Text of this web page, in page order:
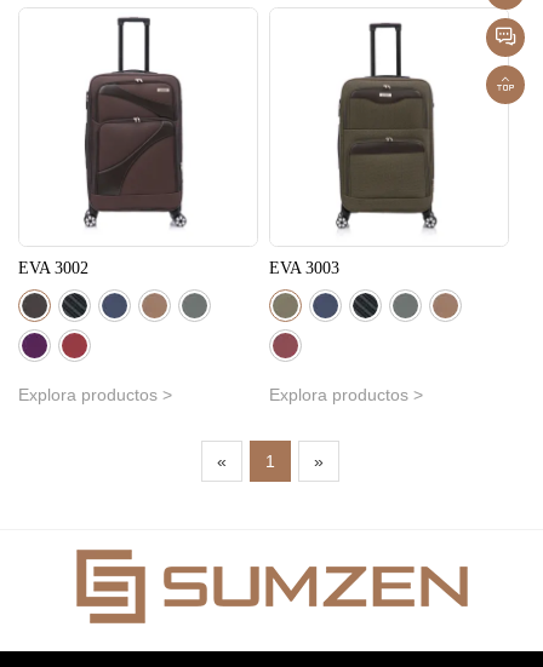
EVA 3002
Explora productos >
EVA 3003
Explora productos >
« 1 »